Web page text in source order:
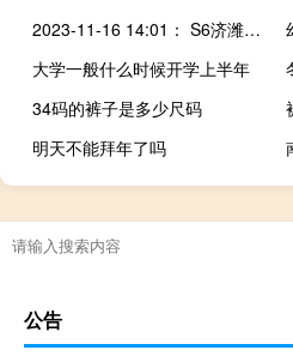
2023-11-16 14:01： S6济潍高速黄花溪站青岛方向入口解除关闭。 A64idDYy ​​​
大学一般什么时候开学上半年
34码的裤子是多少尺码
明天不能拜年了吗
公告